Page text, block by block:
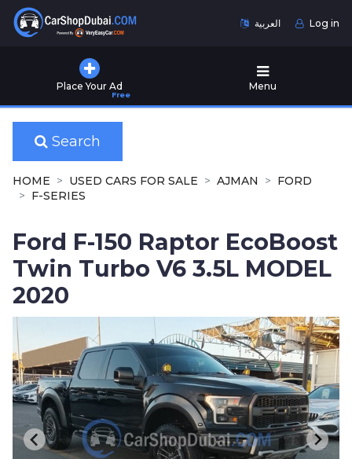
العربية Log in
Place Your Ad
Free
Menu
Used
Cars
for
Sale
New
Sale
Cars
for
Rent
Number
Plates
Place
Your
Ad
Free
Search
HOME USED CARS FOR SALE AJMAN
FORD
F-SERIES
Ford F-150 Raptor EcoBoost
Twin Turbo V6 3.5L MODEL
2020